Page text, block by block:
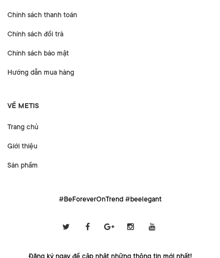
Chính sách thanh toán
Chính sách đổi trả
Chính sách bảo mật
Hướng dẫn mua hàng
VỀ METIS
Trang chủ
Giới thiệu
Sản phẩm
#BeForeverOnTrend #beelegant
Đăng ký ngay để cập nhật những thông tin mới nhất!